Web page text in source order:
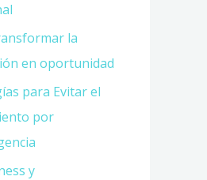
la
en oportunidad
para Evitar el
por
y